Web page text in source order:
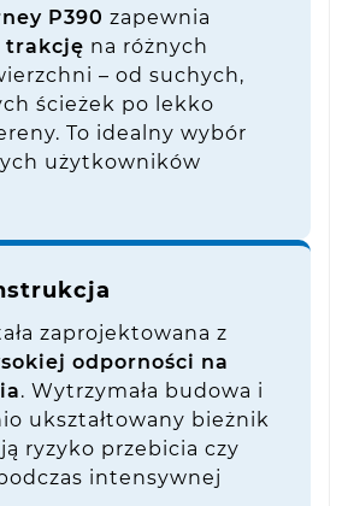
P390 zapewnia
trakcję na różnych
– od suchych,
ścieżek po lekko
To idealny wybór
użytkowników
zaprojektowana z
odporności na
. Wytrzymała budowa i
ukształtowany bieżnik
ryzyko przebicia czy
intensywnej